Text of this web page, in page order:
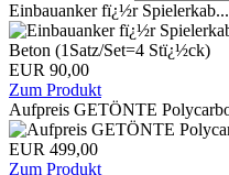
Einbauanker fï¿½r Spielerkab...
EUR 90,00
Zum Produkt
Aufpreis GETÖNTE
EUR 499,00
Zum Produkt